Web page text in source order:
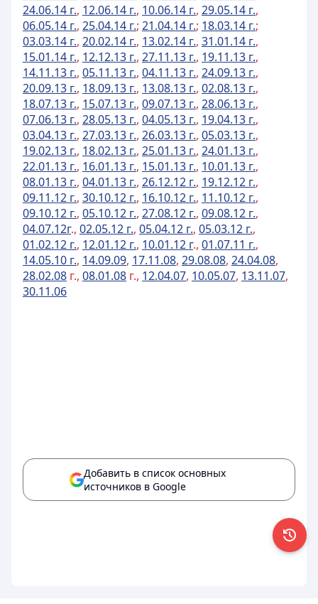
24.06.14 г., 12.06.14 г., 10.06.14 г., 29.05.14 г.,
06.05.14 г., 25.04.14 г.; 21.04.14 г.; 18.03.14 г.;
03.03.14 г., 20.02.14 г., 13.02.14 г., 31.01.14 г.,
15.01.14 г., 12.12.13 г., 27.11.13 г., 19.11.13 г.,
14.11.13 г., 05.11.13 г., 04.11.13 г., 24.09.13 г.,
20.09.13 г., 18.09.13 г., 13.08.13 г., 02.08.13 г.,
18.07.13 г., 15.07.13 г., 09.07.13 г., 28.06.13 г.,
07.06.13 г., 28.05.13 г., 04.05.13 г., 19.04.13 г.,
03.04.13 г., 27.03.13 г., 26.03.13 г., 05.03.13 г.,
19.02.13 г., 18.02.13 г., 25.01.13 г., 24.01.13 г.,
22.01.13 г., 16.01.13 г., 15.01.13 г., 10.01.13 г.,
08.01.13 г., 04.01.13 г., 26.12.12 г., 19.12.12 г.,
09.11.12 г., 30.10.12 г., 16.10.12 г., 11.10.12 г.,
09.10.12 г., 05.10.12 г., 27.08.12 г., 09.08.12 г.,
04.07.12г., 02.05.12 г., 05.04.12 г., 05.03.12 г.,
01.02.12 г., 12.01.12 г., 10.01.12 г., 01.07.11 г.,
14.05.10 г., 14.09.09, 17.11.08, 29.08.08, 24.04.08,
28.02.08 г., 08.01.08 г., 12.04.07, 10.05.07, 13.11.07,
30.11.06
Добавить в список основных
источников в Google